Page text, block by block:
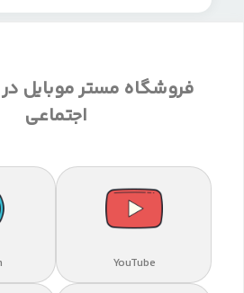
فروشگاه مستر موبایل
اجتماعی
YouTube